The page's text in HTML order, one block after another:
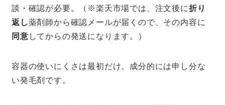
談・確認が必要。（※楽天市場では、注文後に折り
返し薬剤師から確認メールが届くので、その内容に
同意 してからの発送になります。）
容器の使いにくさは最初だけ。成分的には申し分な
い発毛剤です。